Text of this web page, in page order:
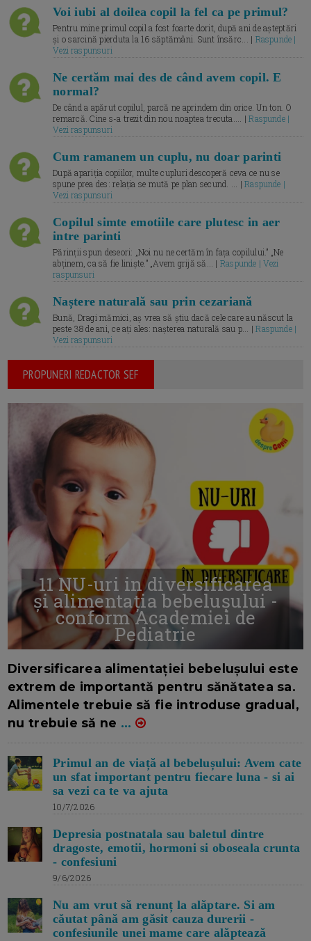
Voi iubi al doilea copil la fel ca pe primul?
Pentru mine primul copil a fost foarte dorit, după ani de așteptări
și o sarcină pierduta la 16 săptămâni. Sunt însărc... | Raspunde |
Vezi raspunsuri
Ne certăm mai des de când avem copil. E
normal?
De când a apărut copilul, parcă ne aprindem din orice. Un ton. O
remarcă. Cine s-a trezit din nou noaptea trecuta.... |Raspunde |
Vezi raspunsuri
Cum ramanem un cuplu, nu doar parinti
După apariția copiilor, multe cupluri descoperă ceva ce nu se
spune prea des: relația se mută pe plan secund. ... |Raspunde |
Vezi raspunsuri
Copilul simte emotiile care plutesc in aer
intre parinti
Părinții spun deseori: „Noi nu ne certăm în fața copilului.” „Ne
abținem, ca să fie liniște.” „Avem grijă să... | Raspunde | Vezi
raspunsuri
Naștere naturală sau prin cezariană
Bună, Dragi mămici, aș vrea să știu dacă cele care au născut la
peste 38 de ani, ce ați ales: nașterea naturală sau p... |Raspunde |
Vezi raspunsuri
PROPUNERI REDACTOR SEF
11 NU-uri in diversificarea
și alimentația bebelușului -
conform Academiei de
Pediatrie
Diversificarea alimentației bebelușului este
extrem de importantă pentru sănătatea sa.
Alimentele trebuie să fie introduse gradual,
nu trebuie să ne ...
Primul an de viață al bebelușului: Avem cate
un sfat important pentru fiecare luna - si ai
sa vezi ca te va ajuta
10/7/2026
Depresia postnatala sau baletul dintre
dragoste, emotii, hormoni si oboseala crunta
- confesiuni
9/6/2026
Nu am vrut să renunț la alăptare. Si am
căutat până am găsit cauza durerii -
confesiunile unei mame care alăptează